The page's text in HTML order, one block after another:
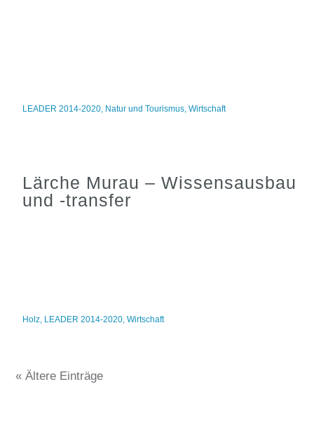
LEADER 2014-2020, Natur und Tourismus,Wirtschaft
Lärche Murau – Wissensausbau
und -transfer
Holz, LEADER 2014-2020,Wirtschaft
« Ältere Einträge